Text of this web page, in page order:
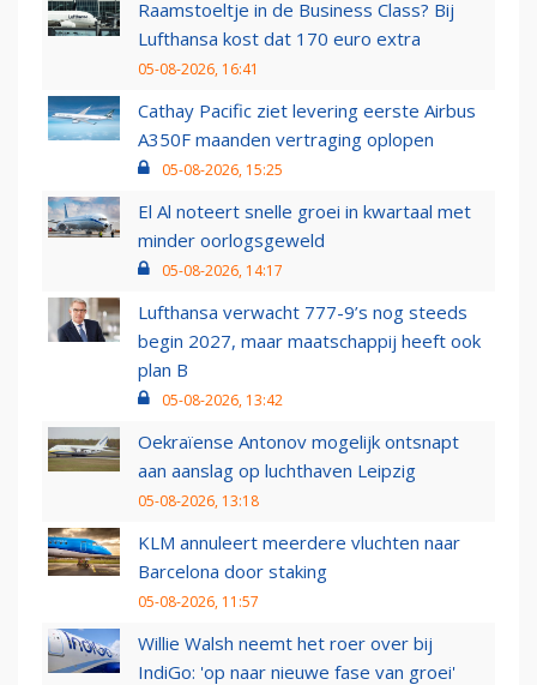
Raamstoeltje in de Business Class? Bij
Lufthansa kost dat 170 euro extra
05-08-2026, 16:41
Cathay Pacific ziet levering eerste Airbus
A350F maanden vertraging oplopen
05-08-2026, 15:25
El Al noteert snelle groei in kwartaal met
minder oorlogsgeweld
05-08-2026, 14:17
Lufthansa verwacht 777-9’s nog steeds
begin 2027, maar maatschappij heeft ook
plan B
05-08-2026, 13:42
Oekraïense Antonov mogelijk ontsnapt
aan aanslag op luchthaven Leipzig
05-08-2026, 13:18
KLM annuleert meerdere vluchten naar
Barcelona door staking
05-08-2026, 11:57
Willie Walsh neemt het roer over bij
IndiGo: 'op naar nieuwe fase van groei'